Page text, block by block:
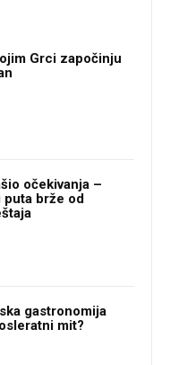
Grci započinju
očekivanja –
brže od
gastronomija
mit?